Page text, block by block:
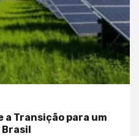
Transição para um